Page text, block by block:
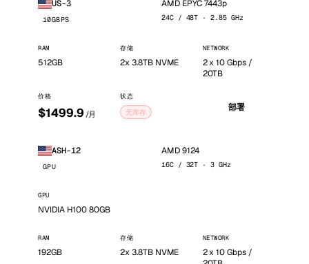
US-3
10GBPS
AMD EPYC 7443p
24C / 48T · 2.85 GHz
RAM
512GB
存储
2x 3.8TB NVME
NETWORK
2 x 10 Gbps /
20TB
价格
$1499.9 /月
状态
无库存 部署
ASH-12
GPU
AMD 9124
16C / 32T · 3 GHz
GPU
NVIDIA H100 80GB
RAM
192GB
存储
2x 3.8TB NVME
NETWORK
2 x 10 Gbps /